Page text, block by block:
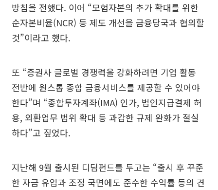
방침을 전했다. 이어 “모험자본의 추가 확대를 위한
순자본비율(NCR) 등 제도 개선을 금융당국과 협의할
것”이라고 했다.
또 “증권사 글로벌 경쟁력을 강화하려면 기업 활동
전반에 원스톱 종합 금융서비스를 제공할 수 있어야
한다”며 “종합투자계좌(IMA) 인가, 법인지급결제 허
용, 외환업무 범위 확대 등 과감한 규제 완화가 절실
하다”고 짚었다.
지난해 9월 출시된 디딤펀드를 두고는 “출시 후 꾸준
한 자금 유입과 조정 국면에도 준수한 수익률 등의 견